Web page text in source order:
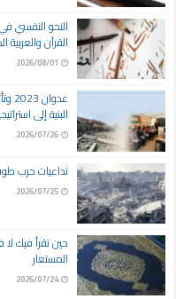
النحو النفسي
القرآن والعربية
2026/08/01
البنية إلى
2026/07/26
تداعيات حرب
2026/07/25
حين تقرأ فيك لا
المستعار
2026/07/24